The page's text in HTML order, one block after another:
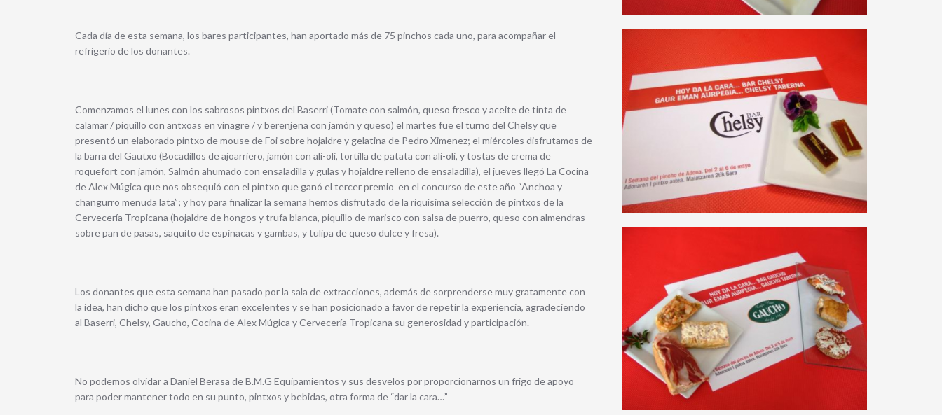
Cada día de esta semana, los bares participantes, han aportado más de 75 pinchos cada uno, para acompañar el
refrigerio de los donantes.
Comenzamos el lunes con los sabrosos pintxos del Baserri (Tomate con salmón, queso fresco y aceite de tinta de
calamar / piquillo con antxoas en vinagre / y berenjena con jamón y queso) el martes fue el turno del Chelsy que
presentó un elaborado pintxo de mouse de Foi sobre hojaldre y gelatina de Pedro Ximenez; el miércoles disfrutamos de
la barra del Gautxo (Bocadillos de ajoarriero, jamón con ali-oli, tortilla de patata con ali-oli, y tostas de crema de
roquefort con jamón, Salmón ahumado con ensaladilla y gulas y hojaldre relleno de ensaladilla), el jueves llegó La Cocina
de Alex Múgica que nos obsequió con el pintxo que ganó el tercer premio en el concurso de este año “Anchoa y
changurro menuda lata”; y hoy para finalizar la semana hemos disfrutado de la riquísima selección de pintxos de la
Cervecería Tropicana (hojaldre de hongos y trufa blanca, piquillo de marisco con salsa de puerro, queso con almendras
sobre pan de pasas, saquito de espinacas y gambas, y tulipa de queso dulce y fresa).
Los donantes que esta semana han pasado por la sala de extracciones, además de sorprenderse muy gratamente con
la idea, han dicho que los pintxos eran excelentes y se han posicionado a favor de repetir la experiencia, agradeciendo
al Baserri, Chelsy, Gaucho, Cocina de Alex Múgica y Cervecería Tropicana su generosidad y participación.
No podemos olvidar a Daniel Berasa de B.M.G Equipamientos y sus desvelos por proporcionarnos un frigo de apoyo
para poder mantener todo en su punto, pintxos y bebidas, otra forma de “dar la cara…”